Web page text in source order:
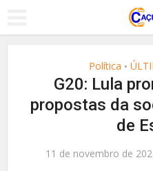
Política •
G20: Lula
propostas da
de
11 de novembro de